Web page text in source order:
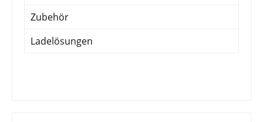
Zubehör
Ladelösungen